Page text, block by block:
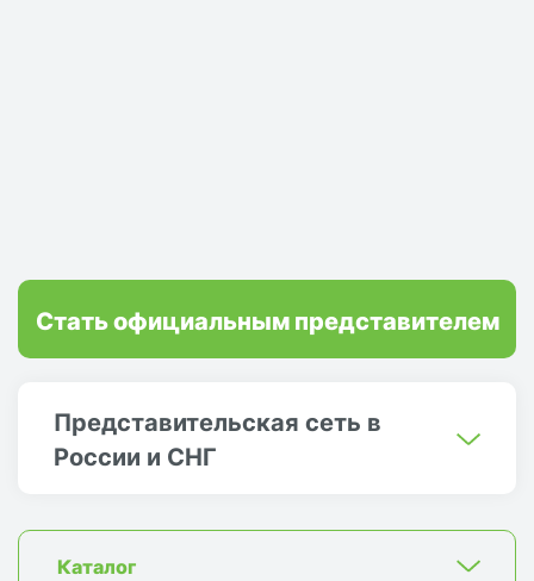
Представительская сеть в
России и СНГ
Стать официальным представителем
Каталог